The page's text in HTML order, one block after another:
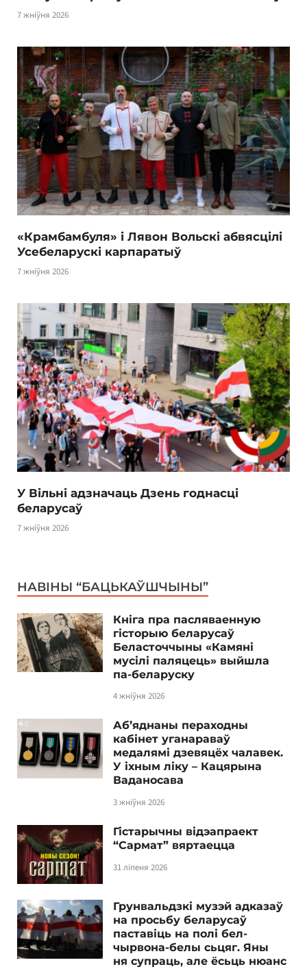
7 жніўня 2026
«Крамбамбуля» і Лявон Вольскі абвясцілі
Усебеларускі карпаратыў
7 жніўня 2026
У Вільні адзначаць Дзень годнасці
беларусаў
7 жніўня 2026
НАВІНЫ “БАЦЬКАЎШЧЫНЫ”
Кніга пра пасляваенную
гісторыю беларусаў
Беласточчыны «Камяні
мусілі паляцець» выйшла
па-беларуску
4 жніўня 2026
Аб’яднаны пераходны
кабінет уганараваў
медалямі дзевяцёх чалавек.
У іхным ліку – Кацярына
Ваданосава
3 жніўня 2026
Гістарычны відэапраект
“Сармат” вяртаецца
31 ліпеня 2026
Грунвальдзкі музэй адказаў
на просьбу беларусаў
паставіць на полі бел-
чырвона-белы сьцяг. Яны
ня супраць, але ёсьць нюанс